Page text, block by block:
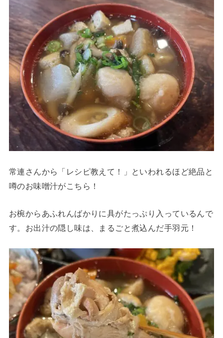
常連さんから「レシピ教えて！」といわれるほど絶品と
噂のお味噌汁がこちら！
お椀からあふれんばかりに具がたっぷり入っているんで
す。お出汁の隠し味は、まるごと煮込んだ手羽元！